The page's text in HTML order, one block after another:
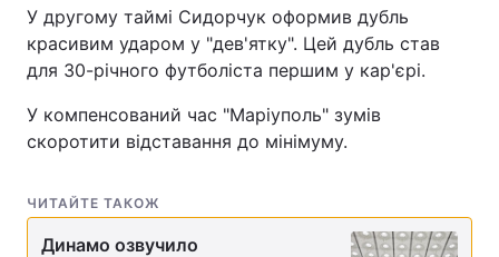
У другому таймі Сидорчук оформив дубль
красивим ударом у "дев'ятку". Цей дубль став
для 30-річного футболіста першим у кар'єрі.
У компенсований час "Маріуполь" зумів
скоротити відставання до мінімуму.
ЧИТАЙТЕ ТАКОЖ
Динамо озвучило